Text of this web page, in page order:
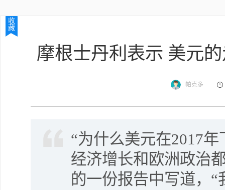
收
藏
摩根士丹利表示 美元
帕克多
“为什么美元在2017
经济增长和欧洲政治
的一份报告中写道，